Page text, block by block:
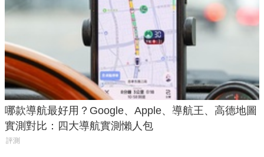
哪款導航最好用？Google、Apple、導航王、高德地圖
實測對比：四大導航實測懶人包
評測